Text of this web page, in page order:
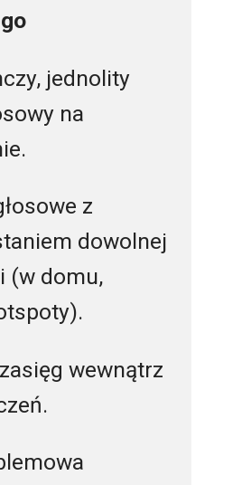
jednolity
na
z
dowolnej
(w domu,
wewnątrz